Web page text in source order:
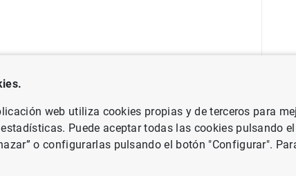
de actuación
del Banco de España Notas de prensa del Banco de España
web utiliza cookies propias y de terceros para
Puede aceptar todas las cookies pulsando
o configurarlas pulsando el botón "Configurar".